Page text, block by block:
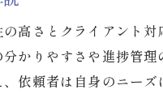
費用トラブル
報酬基準や追加
弁護士費用の
高さとクライアント
かりやすさや進捗管
依頼者は自身のニー